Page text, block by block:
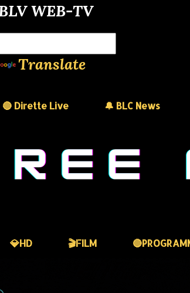
WEB-TV
Translate
🔴 Dirette Live 🔔 BLC News
💎HD 🎬FILM